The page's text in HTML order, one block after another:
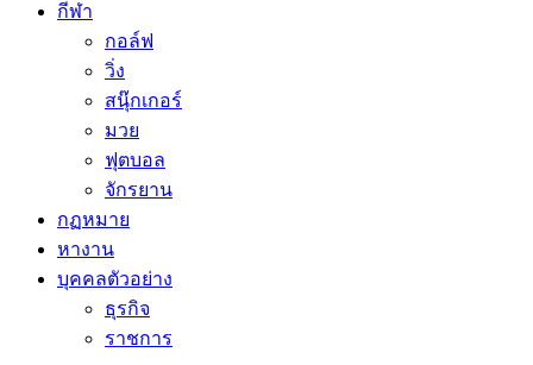
กีฬา
กอล์ฟ
วิ่ง
สนุ๊กเกอร์
มวย
ฟุตบอล
จักรยาน
กฏหมาย
หางาน
บุคคลตัวอย่าง
ธุรกิจ
ราชการ